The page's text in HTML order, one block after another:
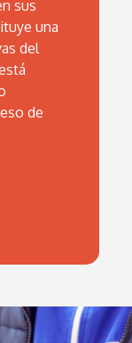
sus
una
del
de